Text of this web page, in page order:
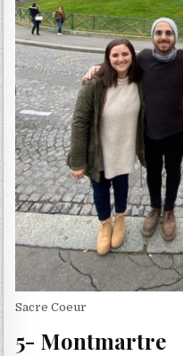
Sacre Coeur
5- Montmartre